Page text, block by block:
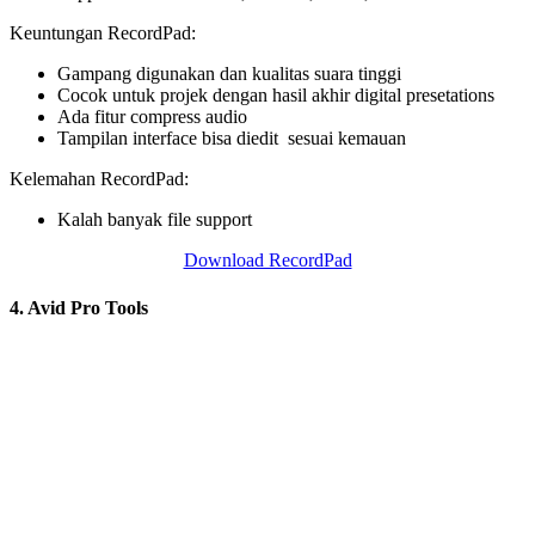
Keuntungan RecordPad:
Gampang digunakan dan kualitas suara tinggi
Cocok untuk projek dengan hasil akhir digital presetations
Ada fitur compress audio
Tampilan interface bisa diedit sesuai kemauan
Kelemahan RecordPad:
Kalah banyak file support
Download RecordPad
4. Avid Pro Tools